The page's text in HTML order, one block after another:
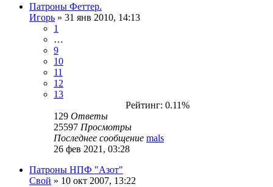
Патроны Феттер.
Игорь » 31 янв 2010, 14:13
1
…
9
10
11
12
13
Рейтинг: 0.11%
129 Ответы
25597 Просмотры
Последнее сообщение mals
26 фев 2021, 03:28
Патроны НПФ "Азот"
Свой » 10 окт 2007, 13:22